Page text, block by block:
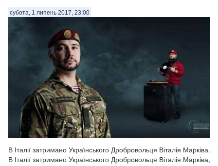
субота, 1 липень 2017, 23:00
В Італії затримано Українського Дробровольця Віталія Марківа.
В Італії затримано Українського Дробровольця Віталія Марківа,